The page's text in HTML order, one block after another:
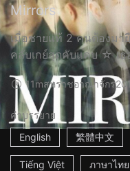
Mirrors
เมื่อชายแท้ 2 คนต้องมา
คลับเกย์สุดคับแคบ ☆ เธ
11mสหราชอาณาจักร
คำบรรยาย
English
繁體中文
Tiếng Việt ภาษาไทย